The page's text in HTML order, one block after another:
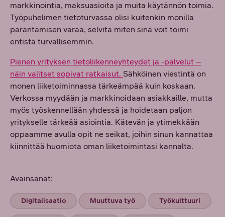
markkinointia, maksuasioita ja muita käytännön toimia.
Työpuhelimen tietoturvassa olisi kuitenkin monilla
parantamisen varaa, selvitä miten sinä voit toimi
entistä turvallisemmin.
Pienen yrityksen tietoliikenneyhteydet ja -palvelut –
näin valitset sopivat ratkaisut. Sähköinen viestintä on
monen liiketoiminnassa tärkeämpää kuin koskaan.
Verkossa myydään ja markkinoidaan asiakkaille, mutta
myös työskennellään yhdessä ja hoidetaan paljon
yritykselle tärkeää asiointia. Kätevän ja ytimekkään
oppaamme avulla opit ne seikat, joihin sinun kannattaa
kiinnittää huomiota oman liiketoimintasi kannalta.
Avainsanat:
Digitalisaatio Muuttuva työ Työkulttuuri